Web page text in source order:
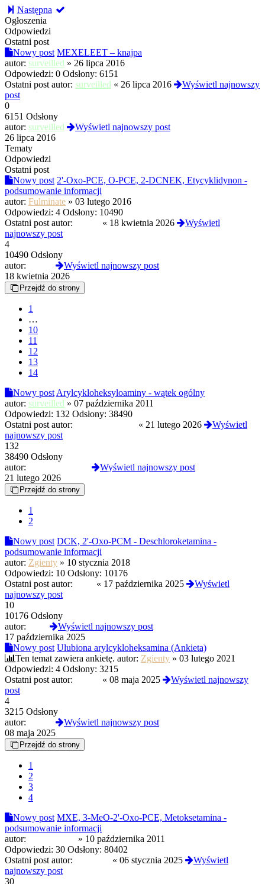
Następna
Ogłoszenia
Odpowiedzi
Ostatni post
Nowy post MEXELEET – knajpa
autor: surveilled » 26 lipca 2016
Odpowiedzi: 0 Odsłony: 6151
Ostatni post autor: surveilled « 26 lipca 2016
Wyświetl najnowszy
post
0
6151 Odsłony
autor: surveilled
Wyświetl najnowszy post
26 lipca 2016
Tematy
Odpowiedzi
Ostatni post
Nowy post 2'-Oxo-PCE, O-PCE, 2-DCNEK, Etycyklidynon -
podsumowanie informacji
autor: Fulminate » 03 lutego 2016
Odpowiedzi: 4 Odsłony: 10490
Ostatni post autor:
« 18 kwietnia 2026
Wyświetl
najnowszy post
4
10490 Odsłony
autor:
Wyświetl najnowszy post
18 kwietnia 2026
Przejdź do strony
1
…
10
11
12
13
14
Nowy post Arylcykloheksyloaminy - wątek ogólny
autor: surveilled » 07 października 2011
Odpowiedzi: 132 Odsłony: 38490
Ostatni post autor:
« 21 lutego 2026
Wyświetl
najnowszy post
132
38490 Odsłony
autor:
Wyświetl najnowszy post
21 lutego 2026
Przejdź do strony
1
2
Nowy post DCK, 2'-Oxo-PCM - Deschloroketamina -
podsumowanie informacji
autor: Zgienty » 10 stycznia 2018
Odpowiedzi: 10 Odsłony: 10176
Ostatni post autor:
« 17 października 2025
Wyświetl
najnowszy post
10
10176 Odsłony
autor:
Wyświetl najnowszy post
17 października 2025
Nowy post Ulubiona arylcykloheksamina (Ankieta)
Ten temat zawiera ankietę. autor: Zgienty » 03 lutego 2021
Odpowiedzi: 4 Odsłony: 3215
Ostatni post autor:
« 08 maja 2025
Wyświetl najnowszy
post
4
3215 Odsłony
autor:
Wyświetl najnowszy post
08 maja 2025
Przejdź do strony
1
2
3
4
Nowy post MXE, 3-MeO-2'-Oxo-PCE, Metoksetamina -
podsumowanie informacji
autor:
» 10 października 2011
Odpowiedzi: 30 Odsłony: 80402
Ostatni post autor:
« 06 stycznia 2025
Wyświetl
najnowszy post
30